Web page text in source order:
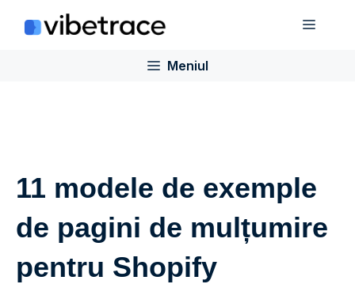
Meniul
11 modele de exemple
de pagini de mulțumire
pentru Shopify